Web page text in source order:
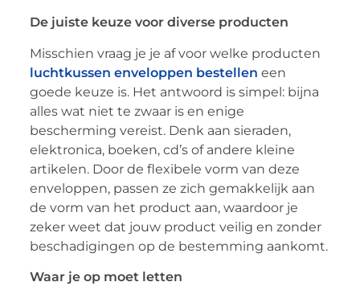
De juiste keuze voor diverse producten
Misschien vraag je je af voor welke producten
luchtkussen enveloppen bestellen een
goede keuze is. Het antwoord is simpel: bijna
alles wat niet te zwaar is en enige
bescherming vereist. Denk aan sieraden,
elektronica, boeken, cd’s of andere kleine
artikelen. Door de flexibele vorm van deze
enveloppen, passen ze zich gemakkelijk aan
de vorm van het product aan, waardoor je
zeker weet dat jouw product veilig en zonder
beschadigingen op de bestemming aankomt.
Waar je op moet letten